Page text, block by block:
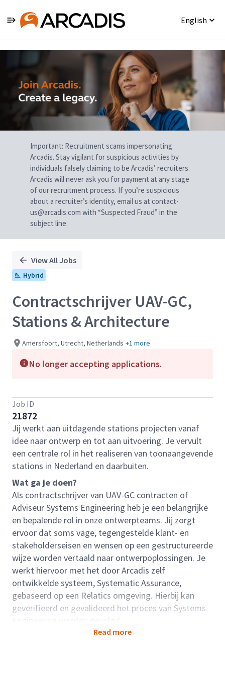
English
Single
Position
Important: Recruitment scams impersonating
Arcadis. Stay vigilant for suspicious activities by
individuals falsely claiming to be Arcadis’ recruiters.
Arcadis will never ask you for payment at any stage
of our recruitment process. If you’re suspicious
about a recruiter’s identity, email us at contact-
us@arcadis.com with “Suspected Fraud” in the
subject line.
View All Jobs
Hybrid
Contractschrijver UAV-GC,
Stations & Architecture
Amersfoort, Utrecht, Netherlands +1 more
No longer accepting applications.
Job ID
21872
Jij werkt aan uitdagende stations projecten vanaf
idee naar ontwerp en tot aan uitvoering. Je vervult
een centrale rol in het realiseren van toonaangevende
stations in Nederland en daarbuiten.
Wat ga je doen?
Als contractschrijver van UAV-GC contracten of
Adviseur Systems Engineering heb je een belangrijke
en bepalende rol in onze ontwerpteams. Jij zorgt
ervoor dat soms vage, tegengestelde klant- en
stakeholderseisen en wensen op een gestructureerde
wijze worden vertaald naar ontwerpoplossingen. Je
werkt hiervoor met het door Arcadis zelf
ontwikkelde systeem, Systematic Assurance,
gebaseerd op een Relatics omgeving. Hierbij kan
geverifieerd en gevalideerd het proces van Systems
Engineering worden gevolgd.
Essentieel onderdeel van de ontwerpoplossingen
Read more